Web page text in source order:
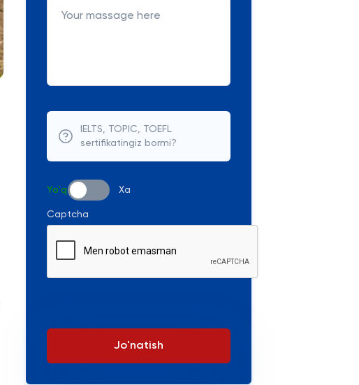
IELTS, TOPIC, TOEFL
sertifikatingiz bormi?
Yo'q Xa
Captcha
Jo'natish